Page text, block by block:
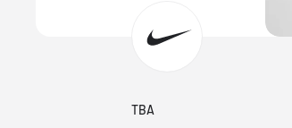
TBA